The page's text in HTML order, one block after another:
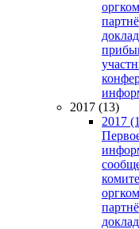
2017 (13)
2017